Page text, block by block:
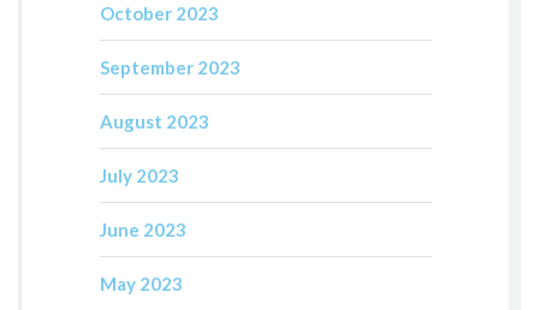
October 2023
September 2023
August 2023
July 2023
June 2023
May 2023